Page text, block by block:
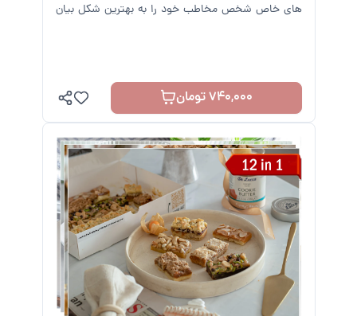
های خاص شخص مخاطب خود را به بهترین شکل بیان
740,000 تومان